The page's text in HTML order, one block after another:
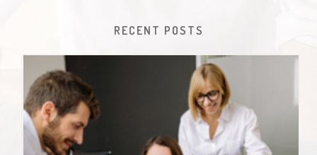
RECENT POSTS